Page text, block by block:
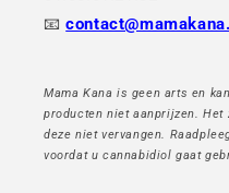
📧
Mama Kana is geen arts en
producten niet aanprijzen. Het
deze niet vervangen.
voordat u cannabidiol gaat